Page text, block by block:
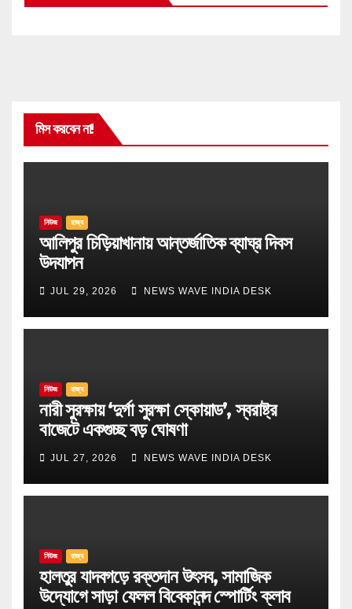
মিস করবেন না!
নিউজ রাজ্য
আলিপুর চিড়িয়াখানায় আন্তর্জাতিক ব্যাঘ্র দিবস
উদযাপন
JUL 29, 2026 NEWS WAVE INDIA DESK
নিউজ রাজ্য
নারী সুরক্ষায় ‘দুর্গা সুরক্ষা স্কোয়াড’, স্বরাষ্ট্র
বাজেটে একগুচ্ছ বড় ঘোষণা
JUL 27, 2026 NEWS WAVE INDIA DESK
নিউজ রাজ্য
হালতুর যাদবগড়ে রক্তদান উৎসব, সামাজিক
উদ্যোগে সাড়া ফেলল বিবেকানন্দ স্পোর্টিং ক্লাব